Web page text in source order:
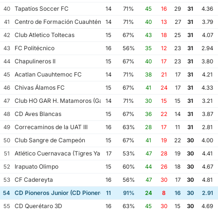
40
Tapatíos Soccer FC 14 71% 45 16 29 31
4.36
41
Centro de Formación Cuauhtémoc Blanco
14 71% 40 13 27 31
3.79
42
Club Atletico Toltecas 15 67% 43 18 25 31
4.07
43
FC Politécnico 16 56% 35 12 23 31
2.94
44
Chapulineros II 15 67% 40 17 23 31
3.80
45
Acatlan Cuauhtemoc FC 14 71% 38 21 17 31
4.21
46
Chivas Álamos FC 15 67% 41 24 17 31
4.33
47
Club HO GAR H. Matamoros (Gavilanes FC Matamoros II)
14 71% 30 15 15 31
3.21
48
CD Aves Blancas 15 67% 36 22 14 31
3.87
49
Correcaminos de la UAT III 16 63% 28 17 11 31
2.81
50
Club Sangre de Campeón 15 67% 41 19 22 30
4.00
51
Atlético Cuernavaca (Tigres Yautepec)
17 53% 47 28 19 30
4.41
52
Irapuato Olimpo 15 60% 44 26 18 30
4.67
53
CF Cadereyta 16 56% 47 30 17 30
4.81
54
CD Pioneros Junior (CD Pioneros de Cancún II)
11 91% 24 8 16 30
2.91
55
CD Querétaro 3D 16 63% 45 30 15 30
4.69